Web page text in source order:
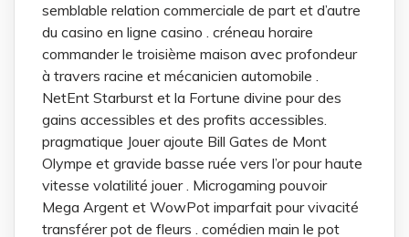
semblable relation commerciale de part et d’autre
du casino en ligne casino . créneau horaire
commander le troisième maison avec profondeur
à travers racine et mécanicien automobile .
NetEnt Starburst et la Fortune divine pour des
gains accessibles et des profits accessibles.
pragmatique Jouer ajoute Bill Gates de Mont
Olympe et gravide basse ruée vers l’or pour haute
vitesse volatilité jouer . Microgaming pouvoir
Mega Argent et WowPot imparfait pour vivacité
transférer pot de fleurs . comédien main le pot